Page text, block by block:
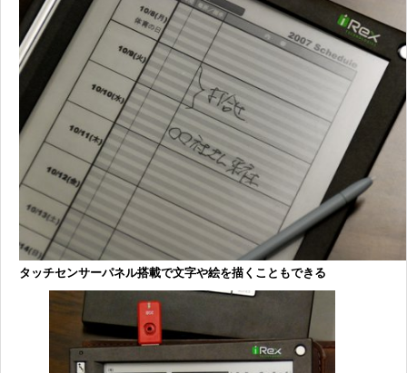
タッチセンサーパネル搭載で文字や絵を描くこともできる